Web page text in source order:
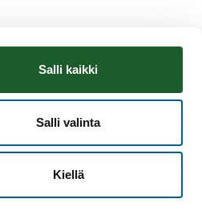
Salli kaikki
Salli valinta
Kiellä